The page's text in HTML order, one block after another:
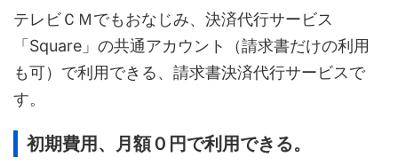
テレビＣＭでもおなじみ、決済代行サービス
「Square」の共通アカウント（請求書だけの利用
も可）で利用できる、請求書決済代行サービスで
す。
初期費用、月額０円で利用できる。